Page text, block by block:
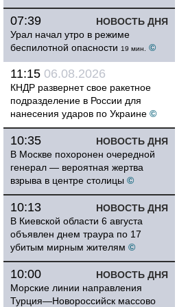
НОВОСТЬ ДНЯ
07:39
Урал начал утро в режиме
беспилотной опасности 19 мин. ©
11:15 06.08.2026
КНДР развернет свое ракетное
подразделение в России для
нанесения ударов по Украине ©
НОВОСТЬ ДНЯ
10:35
В Москве похоронен очередной
генерал — вероятная жертва
взрыва в центре столицы ©
НОВОСТЬ ДНЯ
10:13
В Киевской области 6 августа
объявлен днем траура по 17
убитым мирным жителям ©
НОВОСТЬ ДНЯ
10:00
Морские линии направления
Турция—Новороссийск массово